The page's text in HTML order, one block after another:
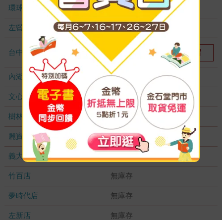
環球店 無庫存
左營店 無庫存
台中秀泰店 1 我要預留
內湖大潤發 無庫存
文心店 無庫存
樹林店 無庫存
麗寶店 無庫存
義大店 無庫存
竹百店 無庫存
夢時代店 無庫存
左新店 無庫存